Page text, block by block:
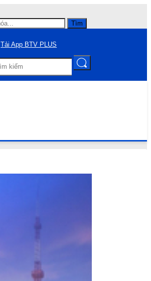
Tìm
Tải App BTV PLUS